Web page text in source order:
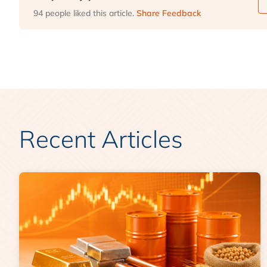
94 people liked this article. Share Feedback
Recent Articles